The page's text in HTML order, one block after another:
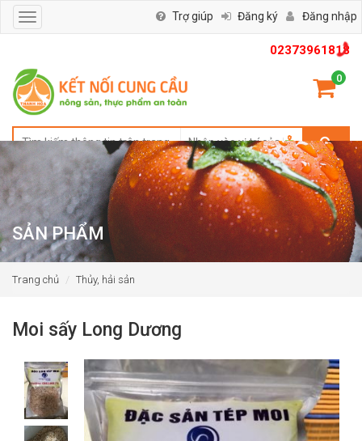
02373961818
0
Toggle
navigation
Trợ giúp Đăng ký Đăng nhập
SẢN PHẨM
Trang chủ Thủy, hải sản
Moi sấy Long Dương